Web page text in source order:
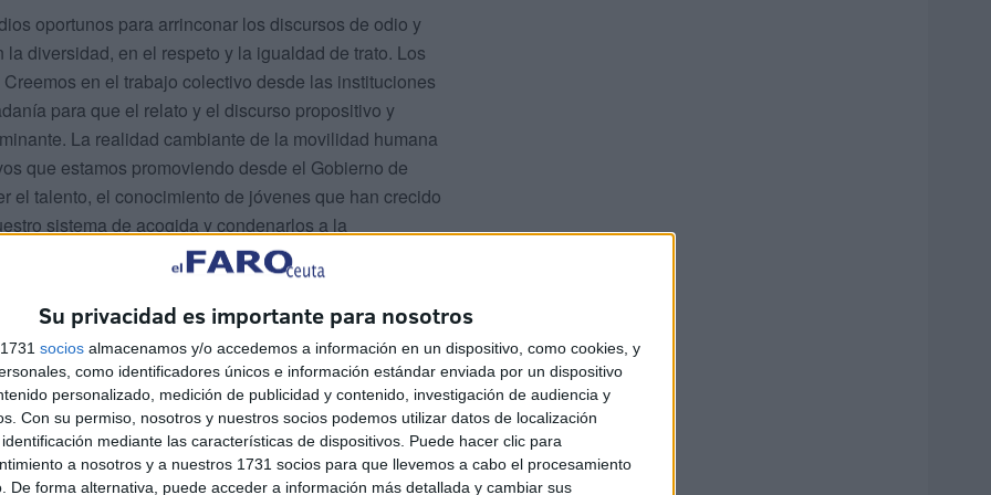
Su privacidad es importante para nosotros
socios almacenamos y/o accedemos a información en un dispositivo, como cookies, y
como identificadores únicos e información estándar enviada por un dispositivo
personalizado, medición de publicidad y contenido, investigación de audiencia y
Con su permiso, nosotros y nuestros socios podemos utilizar datos de localización
mediante las características de dispositivos. Puede hacer clic para
a nosotros y a nuestros 1731 socios para que llevemos a cabo el procesamiento
De forma alternativa, puede acceder a información más detallada y cambiar sus
oportunos para arrinconar los discursos de odio y
diversidad, en el respeto y la igualdad de trato. Los
en el trabajo colectivo desde las instituciones
para que el relato y el discurso propositivo y
La realidad cambiante de la movilidad humana
que estamos promoviendo desde el Gobierno de
el talento, el conocimiento de jóvenes que han crecido
sistema de acogida y condenarlos a la
mejores como país y para ello estamos poniendo
necesarias que permitan que el potencial, las